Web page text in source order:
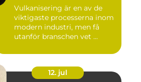
Vulkanisering är en av de
viktigaste processerna inom
modern industri, men få
utanför branschen vet ...
12. jul